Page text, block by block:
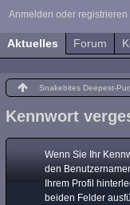
Anmelden oder registrieren
Aktuelles Forum
Snakebites Deepest-
Kennwort
Wenn Sie Ihr
den
Ihrem Profil
beiden Felder